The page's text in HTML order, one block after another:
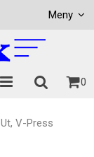
Meny
0
V-Press